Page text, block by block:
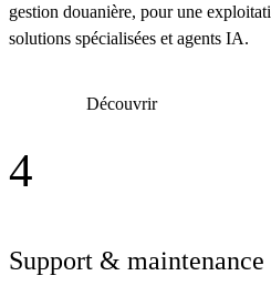
gestion douanière, pour une
solutions spécialisées et agents IA.
Découvrir
4
Support & maintenance